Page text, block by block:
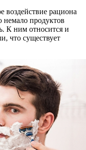
воздействие рациона
немало продуктов
К ним относится и
что существует